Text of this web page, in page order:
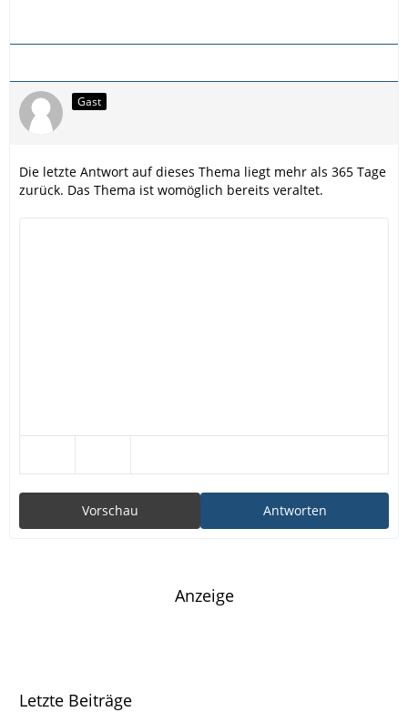
Gast
Die letzte Antwort auf dieses Thema liegt mehr als 365 Tage
zurück. Das Thema ist womöglich bereits veraltet.
Antworten
Vorschau
Anzeige
Letzte Beiträge